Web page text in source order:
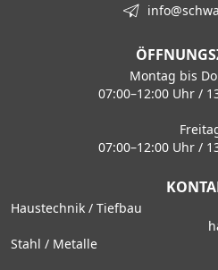
Montag bis
07:00–12:00 Uhr /
07:00–12:00 Uhr /
Haustechnik / Tiefbau
Stahl / Metalle